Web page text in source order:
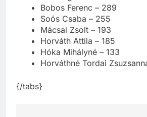
Bobos Ferenc – 289
Soós Csaba – 255
Mácsai Zsolt – 193
Horváth Attila – 185
Hóka Mihályné – 133
Horváthné Tordai
{/tabs}